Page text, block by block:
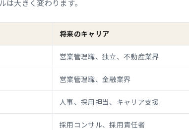
大きく変わります。
将来のキャリア
営業管理職、独立、不動産業界
営業管理職、金融業界
人事、採用担当、キャリア支援
採用コンサル、採用責任者